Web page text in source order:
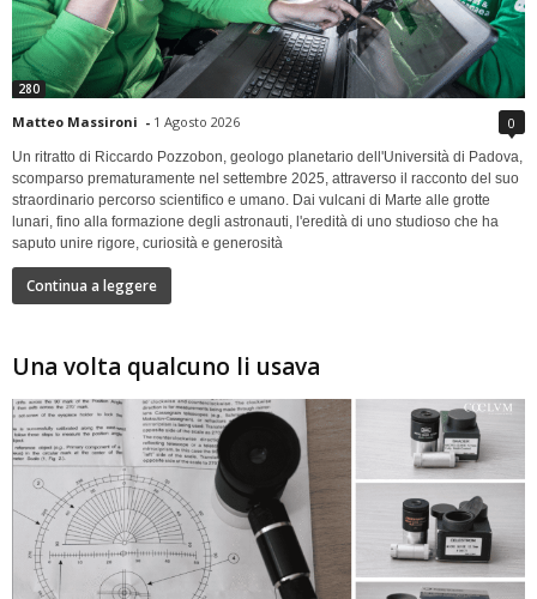
280
Matteo Massironi - 1 Agosto 2026 0
Un ritratto di Riccardo Pozzobon, geologo planetario dell'Università di Padova,
scomparso prematuramente nel settembre 2025, attraverso il racconto del suo
straordinario percorso scientifico e umano. Dai vulcani di Marte alle grotte
lunari, fino alla formazione degli astronauti, l'eredità di uno studioso che ha
saputo unire rigore, curiosità e generosità
Continua a leggere
Una volta qualcuno li usava